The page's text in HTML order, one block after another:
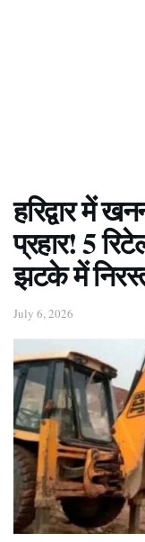
हरिद्वार में
प्रहार! 5
झटके में
July 6, 2026